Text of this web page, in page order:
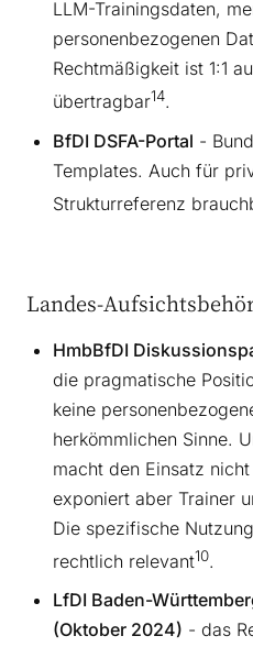
LLM-Trainingsdaten,
personenbezogenen
Rechtmäßigkeit ist 1:1
übertragbar14.
BfDI DSFA-Portal -
Templates. Auch für
Strukturreferenz
Landes-
HmbBfDI
die pragmatische
keine
herkömmlichen Sinne.
macht den Einsatz
exponiert aber Trainer
Die spezifische
rechtlich relevant10.
LfDI Baden-
(Oktober 2024) - das